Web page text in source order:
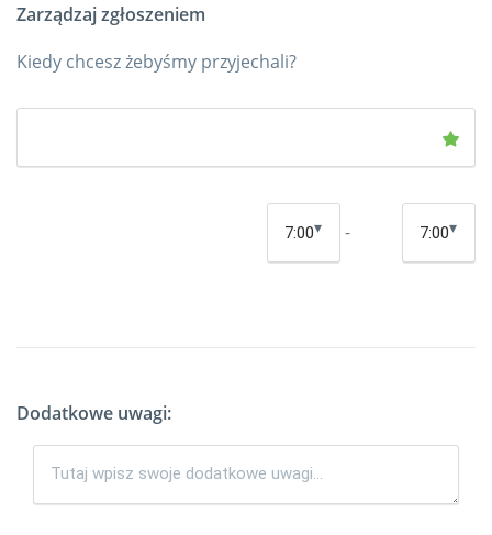
Zarządzaj zgłoszeniem
Kiedy chcesz żebyśmy przyjechali?
-
Dodatkowe uwagi: